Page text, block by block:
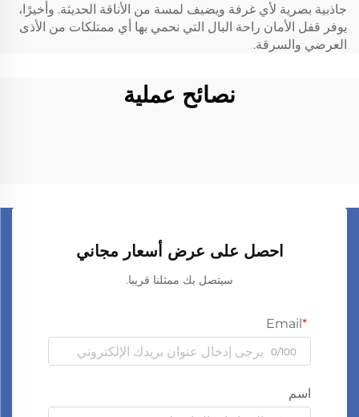
جاذبية بصرية لأي غرفة ويضيف لمسة من الأناقة الحديثة. وأخيرًا،
يوفر قفل الأمان راحة البال التي نحمي بها أي ممتلكات من الأذى
العرضي والسرقة.
نصائح عملية
احصل على عرض أسعار مجاني
سيتصل بك ممثلنا قريبا.
Email
0/100
اسم